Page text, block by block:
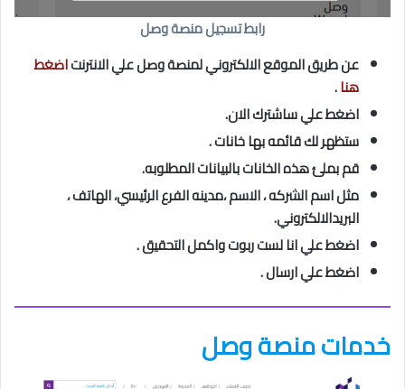
رابط تسجيل منصة وصل
عن طريق الموقع الالكتروني لمنصة وصل علي الانترنتاضغط
هنا.
اضغط علي ساشترك الان.
ستظهر لك قائمه بها خانات .
قم بملئ هذه الخانات بالبيانات المطلوبه.
مثل اسم الشركه ، الاسم ،مدينه الفرع الرئيسي، الهاتف ،
البريدالالكتروني.
اضغط علي انا لست ربوت واكمل التحقيق .
اضغط علي ارسال .
خدمات منصة وصل